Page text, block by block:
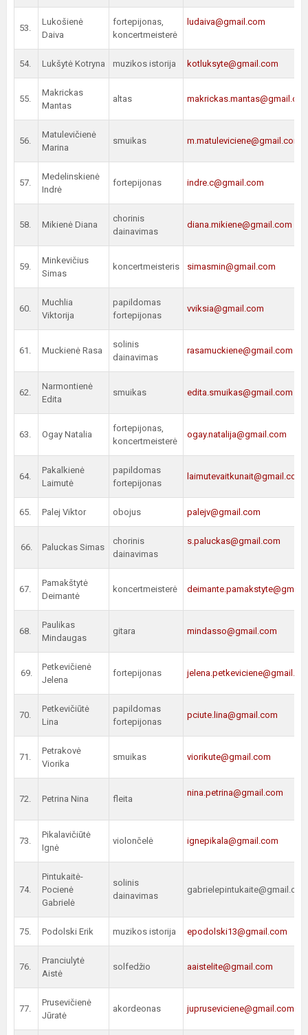
53.
Lukošienė
Daiva
fortepijonas,
koncertmeisterė
ludaiva@gmail.com
54. Lukšytė Kotryna muzikos istorija kotluksyte@gmail.com
55.
Makrickas
Mantas
altas
56.
Matulevičienė
Marina
smuikas m.matuleviciene@gmail.com
57.
Medelinskienė
Indrė
fortepijonas indre.c@gmail.com
58. Mikienė Diana
chorinis
dainavimas
diana.mikiene@gmail.com
59.
Minkevičius
Simas
koncertmeisteris simasmin@gmail.com
60.
Muchlia
Viktorija
papildomas
fortepijonas
vviksia@gmail.com
61. Muckienė Rasa
solinis
dainavimas
rasamuckiene@gmail.com
62.
Narmontienė
Edita
smuikas edita.smuikas@gmail.com
63. Ogay Natalia
fortepijonas,
koncertmeisterė
ogay.natalija@gmail.com
64.
Pakalkienė
Laimutė
papildomas
fortepijonas
laimutevaitkunait@gmail.com
65. Palej Viktor obojus palejv@gmail.com
66. Paluckas Simas
chorinis
dainavimas
s.paluckas@gmail.com
67.
Pamakštytė
Deimantė
koncertmeisterė
68.
Paulikas
Mindaugas
gitara mindasso@gmail.com
69.
Petkevičienė
Jelena
fortepijonas
70.
Petkevičiūtė
Lina
papildomas
fortepijonas
pciute.lina@gmail.com
71.
Petrakovė
Viorika
smuikas viorikute@gmail.com
72. Petrina Nina fleita
nina.petrina@gmail.com
73.
Pikalavičiūtė
Ignė
violončelė ignepikala@gmail.com
74.
Pintukaitė-
Pocienė
Gabrielė
solinis
dainavimas
gabrielepintukaite@gmail.com
75. Podolski Erik muzikos istorija epodolski13@gmail.com
76.
Pranciulytė
Aistė
solfedžio aaistelite@gmail.com
77.
Prusevičienė
Jūratė
akordeonas jupruseviciene@gmail.com